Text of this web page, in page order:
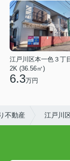
江戸川区本一色３丁
2K (36.56㎡)
6.3万円
不動産 江戸川